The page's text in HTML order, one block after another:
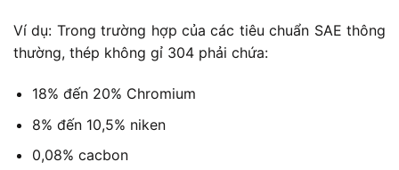
Ví dụ: Trong trường hợp của các tiêu chuẩn SAE thông
thường, thép không gỉ 304 phải chứa:
18% đến 20% Chromium
8% đến 10,5% niken
0,08% cacbon